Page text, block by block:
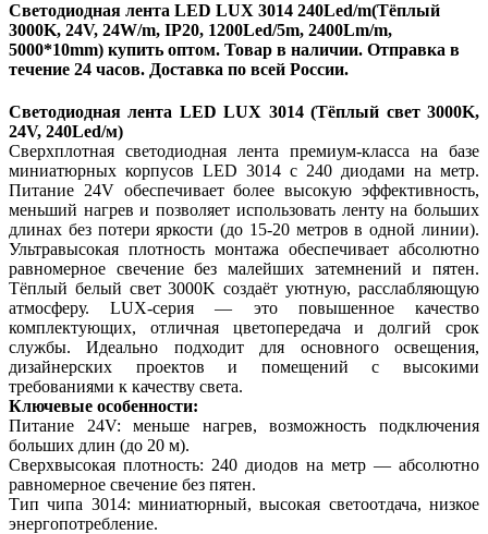
Светодиодная лента LED LUX 3014 240Led/m(Тёплый
3000K, 24V, 24W/m, IP20, 1200Led/5m, 2400Lm/m,
5000*10mm) купить оптом. Товар в наличии. Отправка в
течение 24 часов. Доставка по всей России.
Светодиодная лента LED LUX 3014 (Тёплый свет 3000K,
24V, 240Led/м)
Сверхплотная светодиодная лента премиум-класса на базе
миниатюрных корпусов LED 3014 с 240 диодами на метр.
Питание 24V обеспечивает более высокую эффективность,
меньший нагрев и позволяет использовать ленту на больших
длинах без потери яркости (до 15-20 метров в одной линии).
Ультравысокая плотность монтажа обеспечивает абсолютно
равномерное свечение без малейших затемнений и пятен.
Тёплый белый свет 3000K создаёт уютную, расслабляющую
атмосферу. LUX-серия — это повышенное качество
комплектующих, отличная цветопередача и долгий срок
службы. Идеально подходит для основного освещения,
дизайнерских проектов и помещений с высокими
требованиями к качеству света.
Ключевые особенности:
Питание 24V: меньше нагрев, возможность подключения
больших длин (до 20 м).
Сверхвысокая плотность: 240 диодов на метр — абсолютно
равномерное свечение без пятен.
Тип чипа 3014: миниатюрный, высокая светоотдача, низкое
энергопотребление.